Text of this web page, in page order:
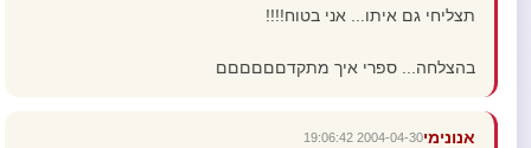
תצליחי גם איתו... אני בטוח!!!!
בהצלחה... ספרי איך מתקדםםםםםם
אנונימי2004-04-30 19:06:42